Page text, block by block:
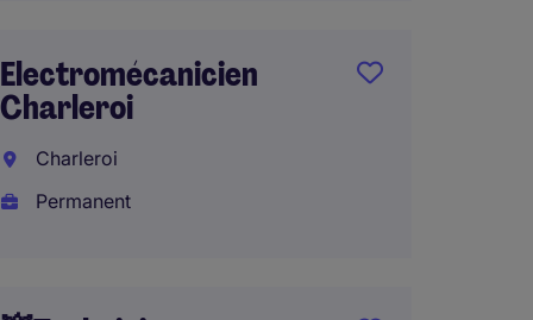
Electromécanicien
Charleroi
Charleroi
Permanent